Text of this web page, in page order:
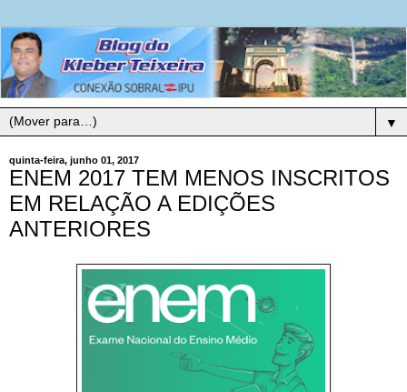
▼
quinta-feira, junho 01, 2017
ENEM 2017 TEM MENOS INSCRITOS
EM RELAÇÃO A EDIÇÕES
ANTERIORES